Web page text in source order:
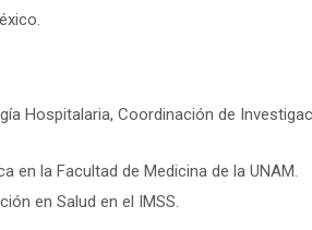
Hospitalaria, Coordinación de
en la Facultad de Medicina de la UNAM.
en Salud en el IMSS.